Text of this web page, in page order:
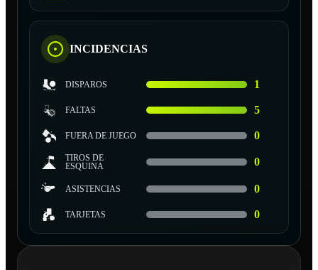
INCIDENCIAS
DISPAROS 1
FALTAS 5
FUERA DE JUEGO 0
TIROS DE
ESQUINA
0
ASISTENCIAS 0
TARJETAS 0